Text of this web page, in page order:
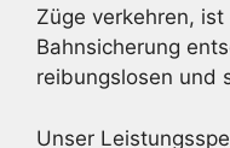
Züge verkehren,
Bahnsicherung
reibungslosen und
Unser